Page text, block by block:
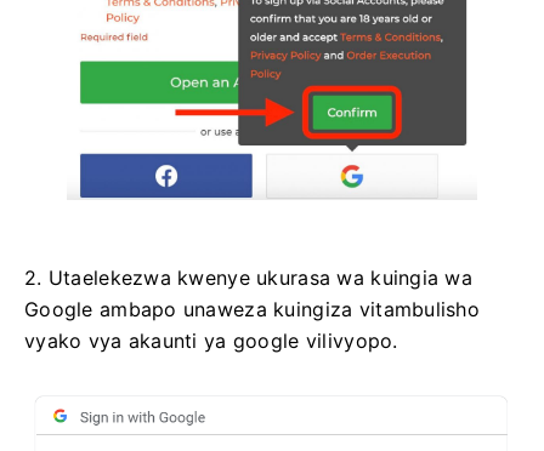
2. Utaelekezwa kwenye ukurasa wa kuingia wa
Google ambapo unaweza kuingiza vitambulisho
vyako vya akaunti ya google vilivyopo.